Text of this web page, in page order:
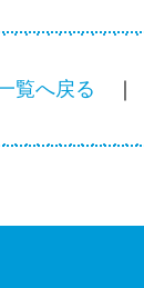
覧へ戻る ｜